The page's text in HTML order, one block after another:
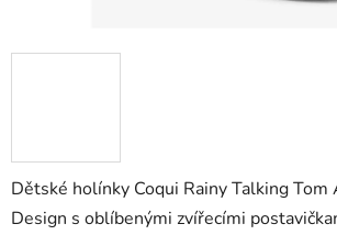
Dětské holínky Coqui Rainy Talking Tom
Design s oblíbenými zvířecími